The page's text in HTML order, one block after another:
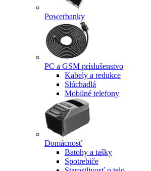
Powerbanky
PC a GSM príslušenstvo
Kabely a redukce
Slúchadlá
Mobilné telefony
Domácnosť
Batohy a tašky
Spotrebiče